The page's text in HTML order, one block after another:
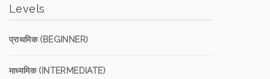
Levels
प्राथमिक (BEGINNER)
माध्यमिक (INTERMEDIATE)